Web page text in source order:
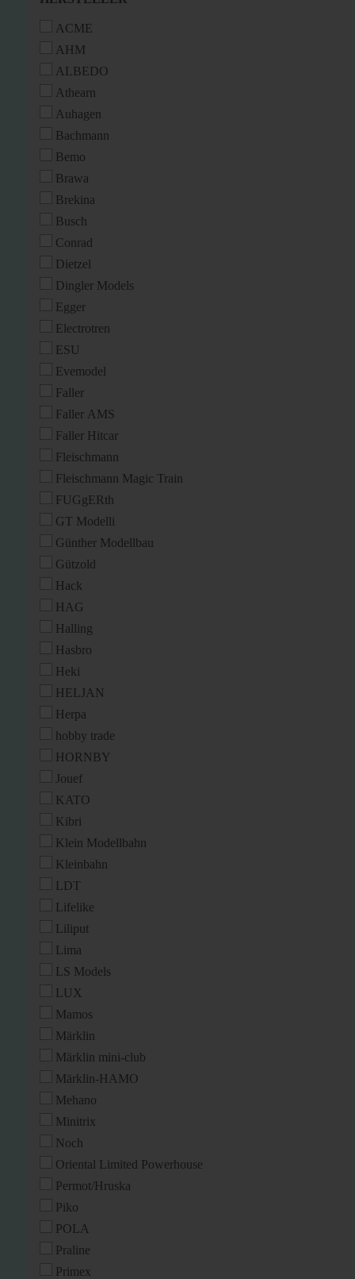
ACME
AHM
ALBEDO
Athearn
Auhagen
Bachmann
Bemo
Brawa
Brekina
Busch
Conrad
Dietzel
Dingler Models
Egger
Electrotren
ESU
Evemodel
Faller
Faller AMS
Faller Hitcar
Fleischmann
Fleischmann Magic Train
FUGgERth
GT Modelli
Günther Modellbau
Gützold
Hack
HAG
Halling
Hasbro
Heki
HELJAN
Herpa
hobby trade
HORNBY
Jouef
KATO
Kibri
Klein Modellbahn
Kleinbahn
LDT
Lifelike
Liliput
Lima
LS Models
LUX
Mamos
Märklin
Märklin mini-club
Märklin-HAMO
Mehano
Minitrix
Noch
Oriental Limited Powerhouse
Permot/Hruska
Piko
POLA
Praline
Primex